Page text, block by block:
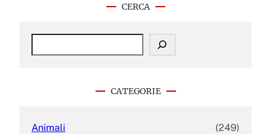
CERCA
S
CATEGORIE
Animali (249)